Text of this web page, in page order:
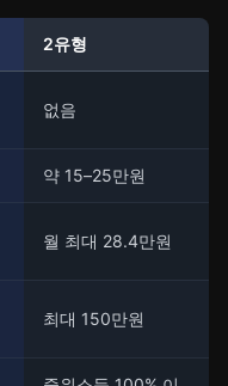
2유형
없음
약 15–25만원
월 최대 28.4만원
최대 150만원